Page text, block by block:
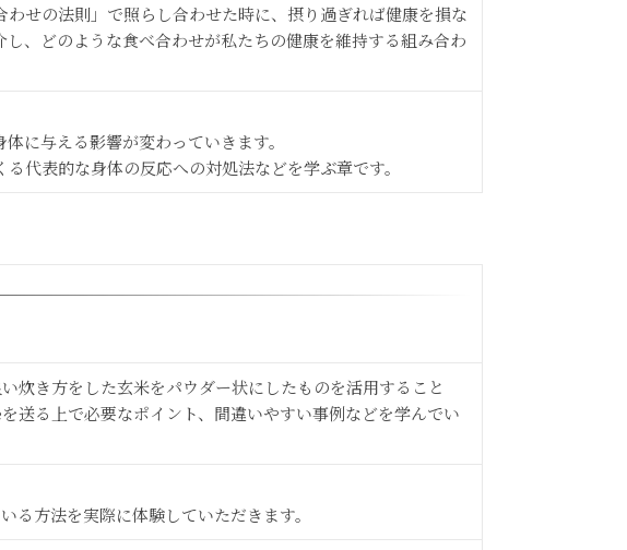
せの法則」で照らし合わせた時に、摂り過ぎれば健康を損な
、どのような食べ合わせが私たちの健康を維持する組み合わ
に与える影響が変わっていきます。
代表的な身体の反応への対処法などを学ぶ章です。
炊き方をした玄米をパウダー状にしたものを活用すること
送る上で必要なポイント、間違いやすい事例などを学んでい
る方法を実際に体験していただきます。